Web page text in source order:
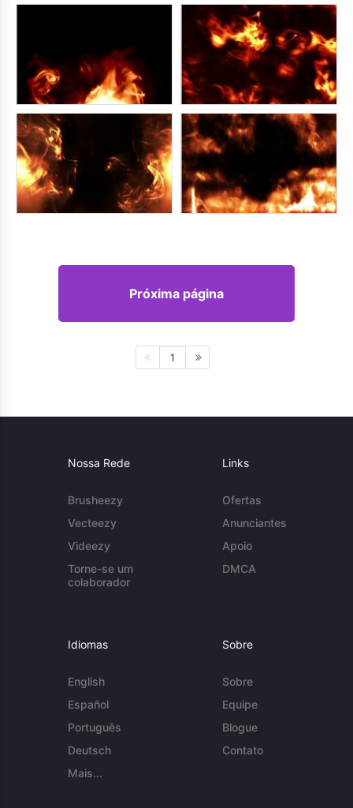
Próxima página
1
Nossa Rede
Brusheezy
Vecteezy
Videezy
Torne-se um
colaborador
Links
Ofertas
Anunciantes
Apoio
DMCA
Idiomas
English
Español
Português
Deutsch
Mais...
Sobre
Sobre
Equipe
Blogue
Contato